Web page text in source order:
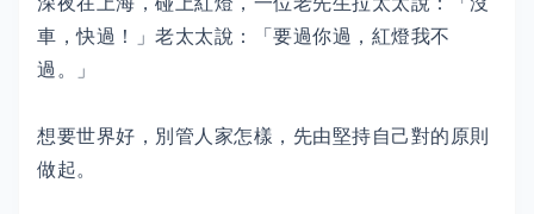
車，快過！」老太太說：「要過你過，紅燈我不
過。」
想要世界好，別管人家怎樣，先由堅持自己對的原則
做起。